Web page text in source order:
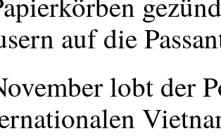
auf die
lobt der